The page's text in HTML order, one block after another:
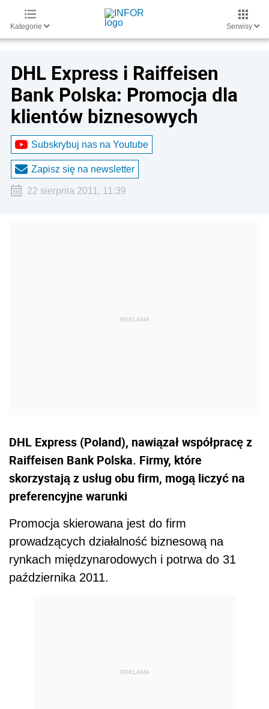
Kategorie Serwisy
DHL Express i Raiffeisen
Bank Polska: Promocja dla
klientów biznesowych
Subskrybuj nas na Youtube
Zapisz się na newsletter
22 sierpnia 2011, 11:39
DHL Express (Poland), nawiązał współpracę z
Raiffeisen Bank Polska. Firmy, które
skorzystają z usług obu firm, mogą liczyć na
preferencyjne warunki
Promocja skierowana jest do firm
prowadzących działalność biznesową na
rynkach międzynarodowych i potrwa do 31
października 2011.
REKLAMA